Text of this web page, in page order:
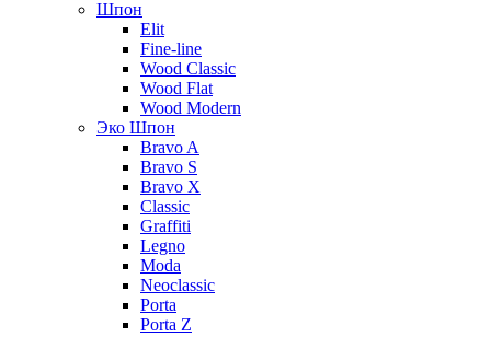
Шпон
Elit
Fine-line
Wood Classic
Wood Flat
Wood Modern
Эко Шпон
Bravo A
Bravo S
Bravo X
Classic
Graffiti
Legno
Moda
Neoclassic
Porta
Porta Z